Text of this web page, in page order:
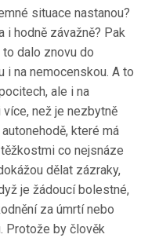
situace nastanou?
i hodně závažně? Pak
dalo znovu do
i na nemocenskou. A to
ale i na
než je nezbytně
, které má
co nejsnáze
dělat zázraky,
je žádoucí bolestné,
za úmrtí nebo
Protože by člověk